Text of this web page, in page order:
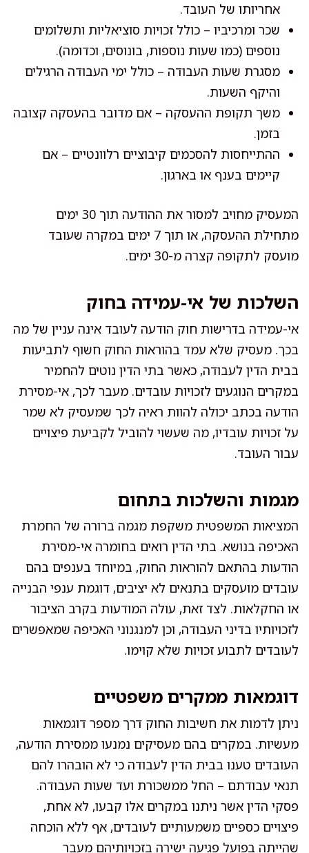
אחריותו של העובד.
שכר ומרכיביו – כולל זכויות סוציאליות ותשלומים
נוספים (כמו שעות נוספות, בונוסים, וכדומה).
מסגרת שעות העבודה – כולל ימי העבודה הרגילים
והיקף השעות.
משך תקופת ההעסקה – אם מדובר בהעסקה קצובה
בזמן.
ההתייחסות להסכמים קיבוציים רלוונטיים – אם
קיימים בענף או בארגון.
המעסיק מחויב למסור את ההודעה תוך 30 ימים
מתחילת ההעסקה, או תוך 7 ימים במקרה שעובד
מועסק לתקופה קצרה מ-30 ימים.
השלכות של אי-עמידה בחוק
אי-עמידה בדרישות חוק הודעה לעובד אינה עניין של מה
בכך. מעסיק שלא עמד בהוראות החוק חשוף לתביעות
בבית הדין לעבודה, כאשר בתי הדין נוטים להחמיר
במקרים הנוגעים לזכויות עובדים. מעבר לכך, אי-מסירת
הודעה בכתב יכולה להוות ראיה לכך שמעסיק לא שמר
על זכויות עובדיו, מה שעשוי להוביל לקביעת פיצויים
עבור העובד.
מגמות והשלכות בתחום
המציאות המשפטית משקפת מגמה ברורה של החמרת
האכיפה בנושא. בתי הדין רואים בחומרה אי-מסירת
הודעות בהתאם להוראות החוק, במיוחד בענפים בהם
עובדים מועסקים בתנאים לא יציבים, דוגמת ענפי הבנייה
או החקלאות. לצד זאת, עולה המודעות בקרב הציבור
לזכויותיו בדיני העבודה, וכן למנגנוני האכיפה שמאפשרים
לעובדים לתבוע זכויות שלא קוימו.
דוגמאות ממקרים משפטיים
ניתן לדמות את חשיבות החוק דרך מספר דוגמאות
מעשיות. במקרים בהם מעסיקים נמנעו ממסירת הודעה,
העובדים טענו בבית הדין לעבודה כי לא הובהרו להם
תנאי עבודתם – החל ממשכורת ועד שעות העבודה.
פסקי הדין אשר ניתנו במקרים אלו קבעו, לא אחת,
פיצויים כספיים משמעותיים לעובדים, אף ללא הוכחה
שהייתה בפועל פגיעה ישירה בזכויותיהם מעבר